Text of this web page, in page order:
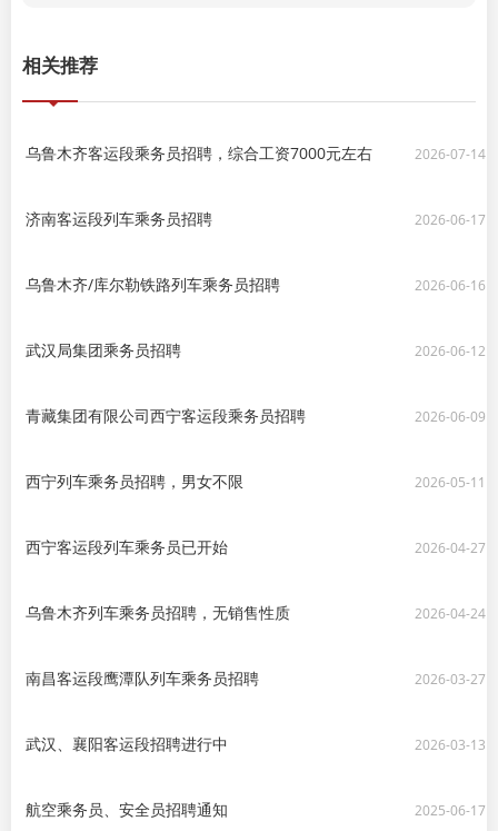
相关推荐
乌鲁木齐客运段乘务员招聘，综合工资7000元左右 2026-07-14
济南客运段列车乘务员招聘 2026-06-17
乌鲁木齐/库尔勒铁路列车乘务员招聘 2026-06-16
武汉局集团乘务员招聘 2026-06-12
青藏集团有限公司西宁客运段乘务员招聘 2026-06-09
西宁列车乘务员招聘，男女不限 2026-05-11
西宁客运段列车乘务员已开始 2026-04-27
乌鲁木齐列车乘务员招聘，无销售性质 2026-04-24
南昌客运段鹰潭队列车乘务员招聘 2026-03-27
武汉、襄阳客运段招聘进行中 2026-03-13
航空乘务员、安全员招聘通知 2025-06-17